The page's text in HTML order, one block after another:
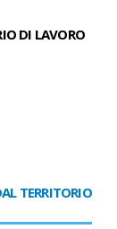
DI LAVORO
TERRITORIO